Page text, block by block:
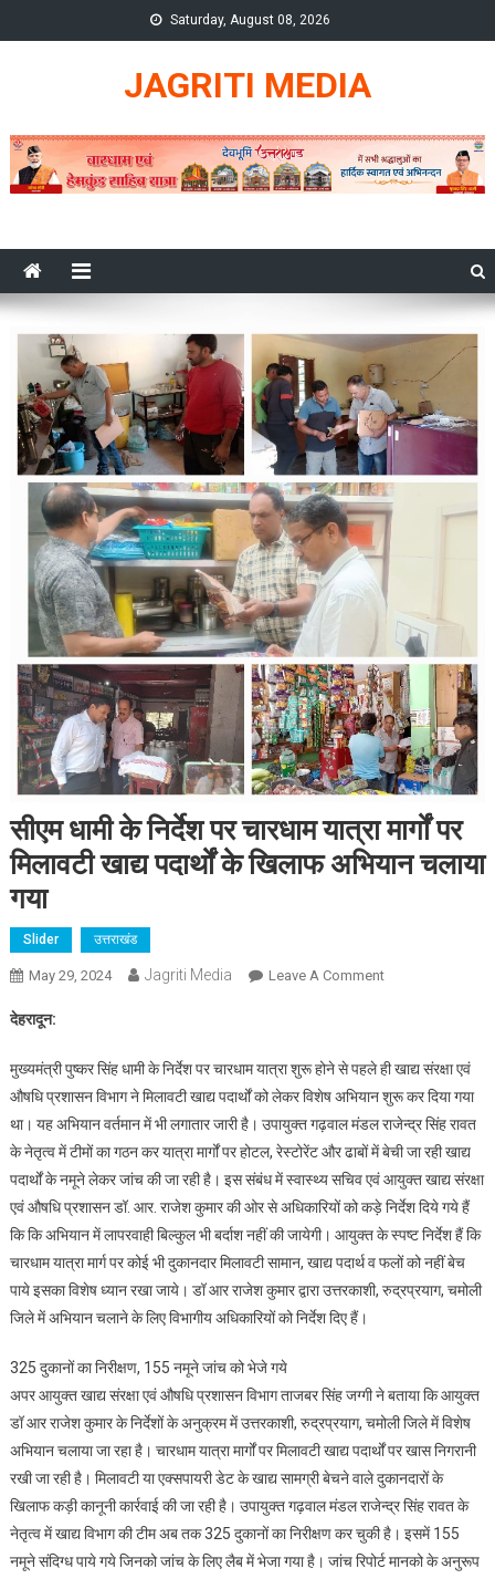
to
Saturday, August 08, 2026
JAGRITI MEDIA
सीएम धामी के निर्देश पर चारधाम यात्रा मार्गों पर
मिलावटी खाद्य पदार्थों के खिलाफ अभियान चलाया
गया
Slider उत्तराखंड
May 29, 2024 Jagriti Media Leave A CommentOn
निर्देश
पर
चारधाम
यात्रा
मार्गों
पर
मिलावटी
खाद्य
देहरादून:
मुख्यमंत्री पुष्कर सिंह धामी के निर्देश पर चारधाम यात्रा शुरू होने से पहले ही खाद्य संरक्षा एवं
औषधि प्रशासन विभाग ने मिलावटी खाद्य पदार्थों को लेकर विशेष अभियान शुरू कर दिया गया
था। यह अभियान वर्तमान में भी लगातार जारी है। उपायुक्त गढ़वाल मंडल राजेन्द्र सिंह रावत
के नेतृत्व में टीमों का गठन कर यात्रा मार्गों पर होटल, रेस्टोरेंट और ढाबों में बेची जा रही खाद्य
पदार्थों के नमूने लेकर जांच की जा रही है। इस संबंध में स्वास्थ्य सचिव एवं आयुक्त खाद्य संरक्षा
एवं औषधि प्रशासन डॉ. आर. राजेश कुमार की ओर से अधिकारियों को कड़े निर्देश दिये गये हैं
कि कि अभियान में लापरवाही बिल्कुल भी बर्दाश नहीं की जायेगी। आयुक्त के स्पष्ट निर्देश हैं कि
चारधाम यात्रा मार्ग पर कोई भी दुकानदार मिलावटी सामान, खाद्य पदार्थ व फलों को नहीं बेच
पाये इसका विशेष ध्यान रखा जाये। डॉ आर राजेश कुमार द्वारा उत्तरकाशी, रुद्रप्रयाग, चमोली
जिले में अभियान चलाने के लिए विभागीय अधिकारियों को निर्देश दिए हैं।
325 दुकानों का निरीक्षण, 155 नमूने जांच को भेजे गये
अपर आयुक्त खाद्य संरक्षा एवं औषधि प्रशासन विभाग ताजबर सिंह जग्गी ने बताया कि आयुक्त
डॉ आर राजेश कुमार के निर्देशों के अनुक्रम में उत्तरकाशी, रुद्रप्रयाग, चमोली जिले में विशेष
अभियान चलाया जा रहा है। चारधाम यात्रा मार्गों पर मिलावटी खाद्य पदार्थों पर खास निगरानी
रखी जा रही है। मिलावटी या एक्सपायरी डेट के खाद्य सामग्री बेचने वाले दुकानदारों के
खिलाफ कड़ी कानूनी कार्रवाई की जा रही है। उपायुक्त गढ़वाल मंडल राजेन्द्र सिंह रावत के
नेतृत्व में खाद्य विभाग की टीम अब तक 325 दुकानों का निरीक्षण कर चुकी है। इसमें 155
नमूने संदिग्ध पाये गये जिनको जांच के लिए लैब में भेजा गया है। जांच रिपोर्ट मानको के अनुरूप